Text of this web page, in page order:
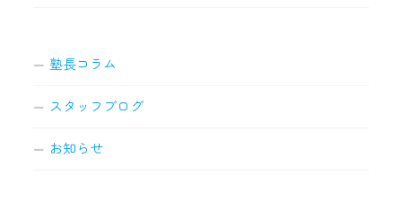
塾長コラム
スタッフブログ
お知らせ